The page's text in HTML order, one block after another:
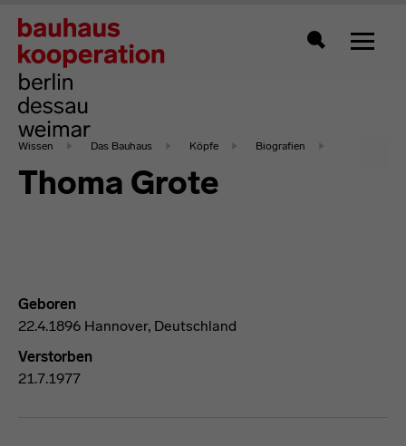
Zeigt
Wissen Das Bauhaus Köpfe Biografien
Thoma Grote
Geboren
22.4.1896 Hannover, Deutschland
Verstorben
21.7.1977